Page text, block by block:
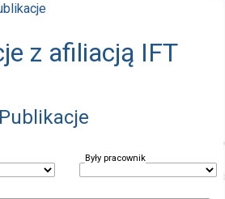
z afiliacją IFT
Publikacje
Były pracownik